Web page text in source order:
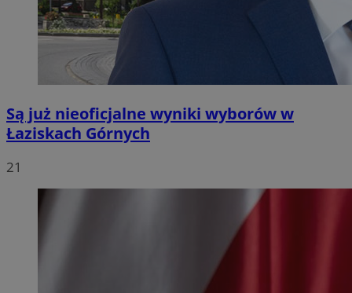
Są już nieoficjalne wyniki wyborów w
Łaziskach Górnych
21